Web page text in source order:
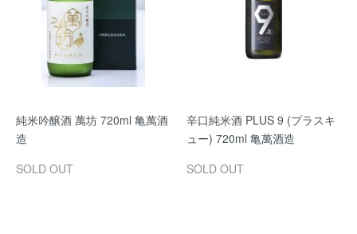
純米吟醸酒 萬坊 720ml 亀萬酒
造
SOLD OUT
辛口純米酒 PLUS 9 (プラスキ
ュー) 720ml 亀萬酒造
SOLD OUT